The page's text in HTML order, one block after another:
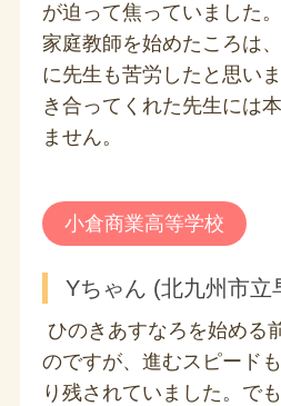
が迫って焦っていました
家庭教師を始めたころは
に先生も苦労したと思い
き合ってくれた先生には
ません。
小倉商業高等学校
Yちゃん (北九州市立
ひのきあすなろを始める
のですが、進むスピード
り残されていました。で